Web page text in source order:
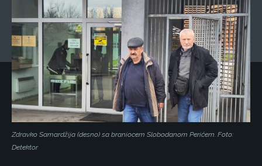
Zdravko Samardžija (desno) sa braniocem Slobodanom Perićem. Foto:
Detektor